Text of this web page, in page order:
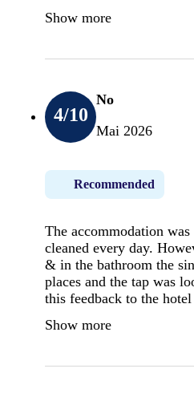
Show more
4/10
No
Mai 2026
Recommended
The accommodation
cleaned every day.
& in the bathroom the
places and the tap was
this feedback to the hotel
Show more